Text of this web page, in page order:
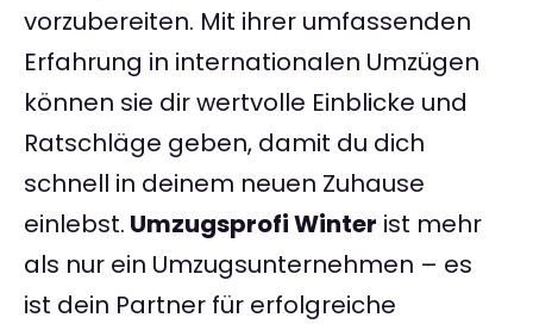
vorzubereiten. Mit ihrer umfassenden
Erfahrung in internationalen Umzügen
können sie dir wertvolle Einblicke und
Ratschläge geben, damit du dich
schnell in deinem neuen Zuhause
einlebst. Umzugsprofi Winter ist mehr
als nur ein Umzugsunternehmen – es
ist dein Partner für erfolgreiche